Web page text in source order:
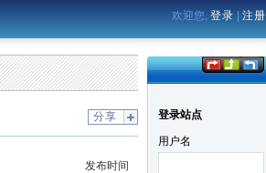
欢迎您, 登录 注册
分享
发布时间
登录站点
用户名